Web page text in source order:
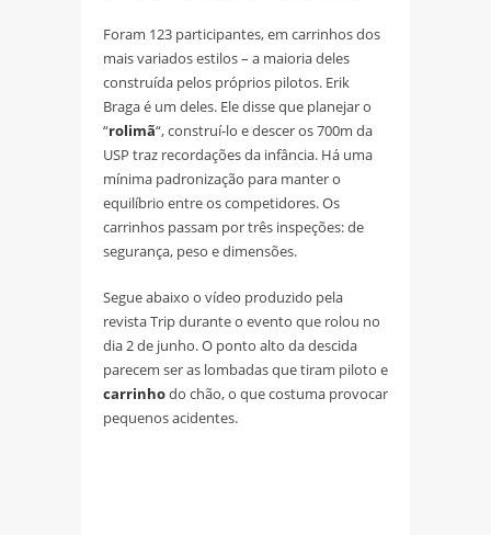
Foram 123 participantes, em carrinhos dos
mais variados estilos – a maioria deles
construída pelos próprios pilotos. Erik
Braga é um deles. Ele disse que planejar o
“rolimã“, construí-lo e descer os 700m da
USP traz recordações da infância. Há uma
mínima padronização para manter o
equilíbrio entre os competidores. Os
carrinhos passam por três inspeções: de
segurança, peso e dimensões.
Segue abaixo o vídeo produzido pela
revista Trip durante o evento que rolou no
dia 2 de junho. O ponto alto da descida
parecem ser as lombadas que tiram piloto e
carrinhodo chão, o que costuma provocar
pequenos acidentes.